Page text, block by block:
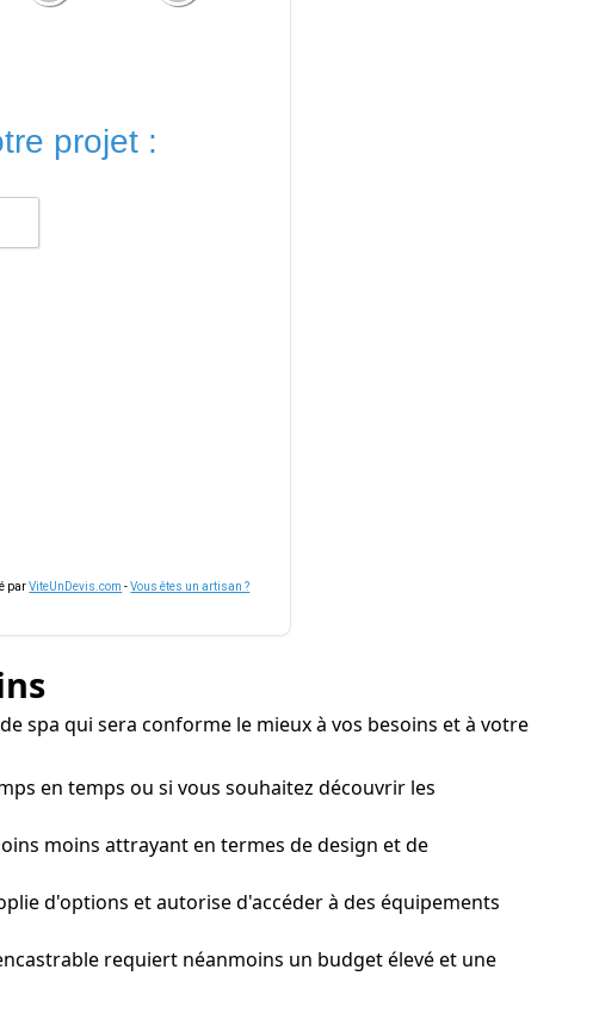
projet :
parViteUnDevis.com -Vous êtes un artisan ?
spa qui sera conforme le mieux à vos besoins et à votre
en temps ou si vous souhaitez découvrir les
moins attrayant en termes de design et de
d'options et autorise d'accéder à des équipements
requiert néanmoins un budget élevé et une